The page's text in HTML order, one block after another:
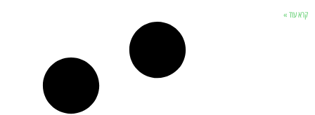
קרא עוד »